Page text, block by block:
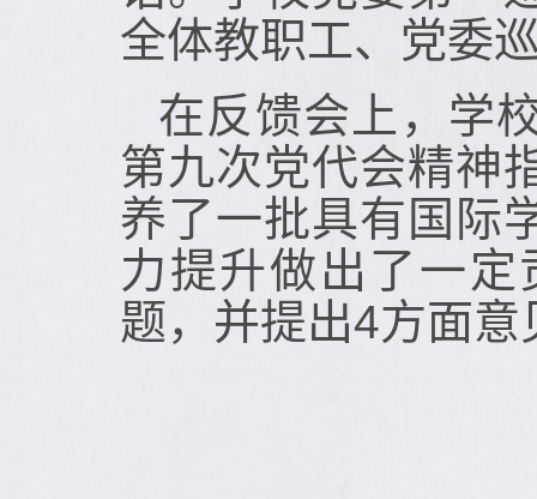
全体教职工、党委
在反馈会上，学
第九次党代会精神
养了一批具有国际
力提升做出了一定
题，并提出4方面意